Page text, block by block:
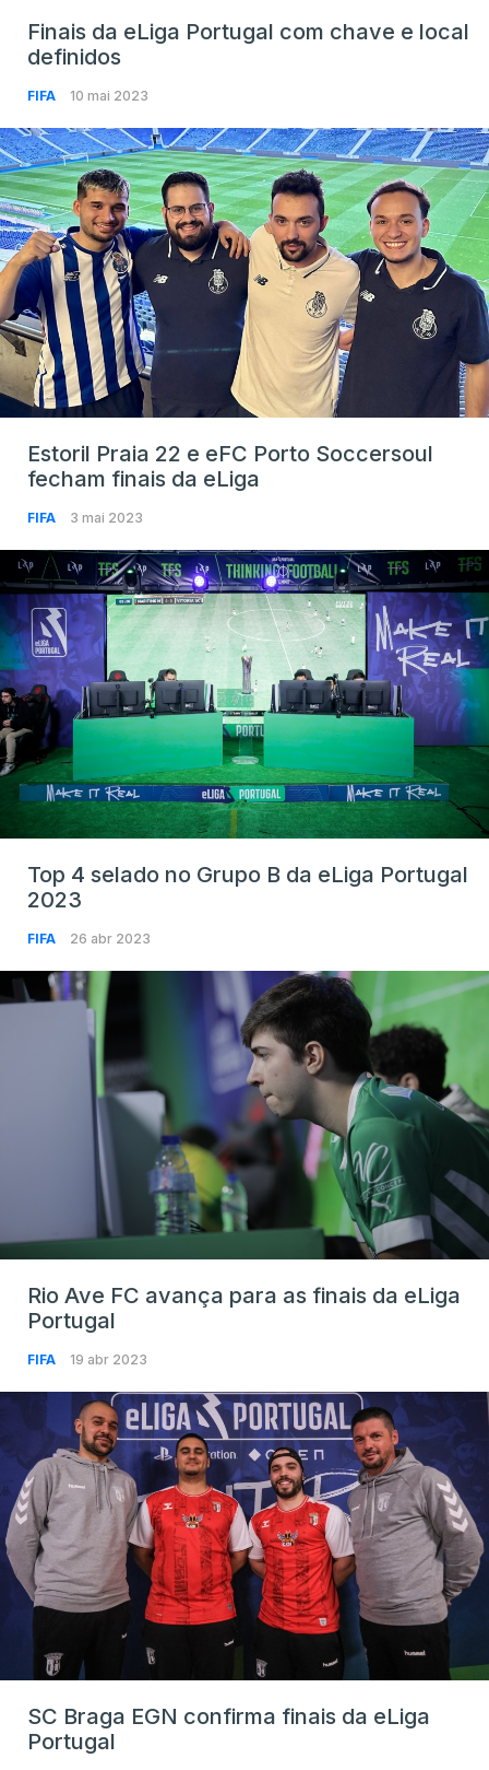
Finais da eLiga Portugal com chave e local
definidos
FIFA 10 mai 2023
Estoril Praia 22 e eFC Porto Soccersoul
fecham finais da eLiga
FIFA 3 mai 2023
Top 4 selado no Grupo B da eLiga Portugal
2023
FIFA 26 abr 2023
Rio Ave FC avança para as finais da eLiga
Portugal
FIFA 19 abr 2023
SC Braga EGN confirma finais da eLiga
Portugal